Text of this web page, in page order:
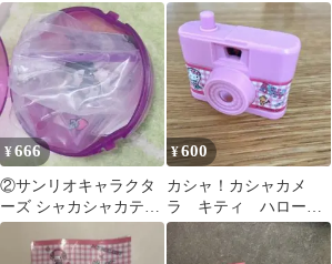
キティ 知育玩具
チャーム ポムポムプ
リン
¥666
②サンリオキャラクタ
ーズ シャカシャカテト
ラチャーム クロミ
¥600
カシャ！カシャカメ
ラ キティ ハローキ
ティ サンリオ ピン
ク★匿名配送